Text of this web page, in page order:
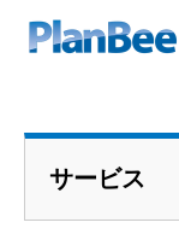
サービス